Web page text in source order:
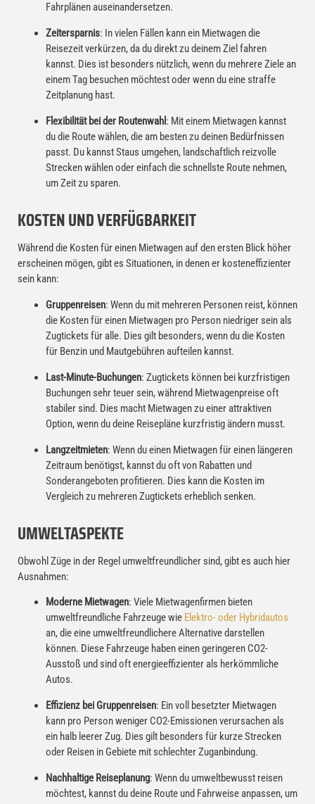
Fahrplänen auseinandersetzen.
Zeitersparnis: In vielen Fällen kann ein Mietwagen die
Reisezeit verkürzen, da du direkt zu deinem Ziel fahren
kannst. Dies ist besonders nützlich, wenn du mehrere Ziele an
einem Tag besuchen möchtest oder wenn du eine straffe
Zeitplanung hast.
Flexibilität bei der Routenwahl : Mit einem Mietwagen kannst
du die Route wählen, die am besten zu deinen Bedürfnissen
passt. Du kannst Staus umgehen, landschaftlich reizvolle
Strecken wählen oder einfach die schnellste Route nehmen,
um Zeit zu sparen.
KOSTEN UND VERFÜGBARKEIT
Während die Kosten für einen Mietwagen auf den ersten Blick höher
erscheinen mögen, gibt es Situationen, in denen er kosteneffizienter
sein kann:
Gruppenreisen: Wenn du mit mehreren Personen reist, können
die Kosten für einen Mietwagen pro Person niedriger sein als
Zugtickets für alle. Dies gilt besonders, wenn du die Kosten
für Benzin und Mautgebühren aufteilen kannst.
Last-Minute-Buchungen: Zugtickets können bei kurzfristigen
Buchungen sehr teuer sein, während Mietwagenpreise oft
stabiler sind. Dies macht Mietwagen zu einer attraktiven
Option, wenn du deine Reisepläne kurzfristig ändern musst.
Langzeitmieten: Wenn du einen Mietwagen für einen längeren
Zeitraum benötigst, kannst du oft von Rabatten und
Sonderangeboten profitieren. Dies kann die Kosten im
Vergleich zu mehreren Zugtickets erheblich senken.
UMWELTASPEKTE
Obwohl Züge in der Regel umweltfreundlicher sind, gibt es auch hier
Ausnahmen:
Moderne Mietwagen: Viele Mietwagenfirmen bieten
umweltfreundliche Fahrzeuge wie Elektro- oder Hybridautos
an, die eine umweltfreundlichere Alternative darstellen
können. Diese Fahrzeuge haben einen geringeren CO2-
Ausstoß und sind oft energieeffizienter als herkömmliche
Autos.
Effizienz bei Gruppenreisen: Ein voll besetzter Mietwagen
kann pro Person weniger CO2-Emissionen verursachen als
ein halb leerer Zug. Dies gilt besonders für kurze Strecken
oder Reisen in Gebiete mit schlechter Zuganbindung.
Nachhaltige Reiseplanung: Wenn du umweltbewusst reisen
möchtest, kannst du deine Route und Fahrweise anpassen, um